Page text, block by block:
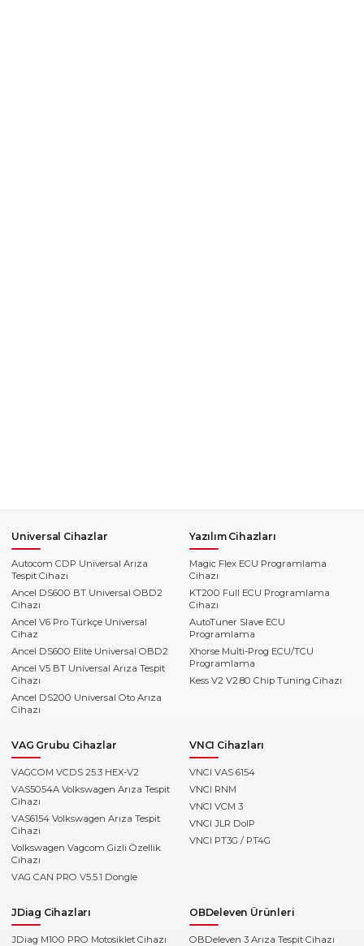
Universal Cihazlar
Autocom CDP Universal Arıza
Tespit Cihazı
Ancel DS600 BT Universal OBD2
Cihazı
Ancel V6 Pro Türkçe Universal
Cihaz
Ancel DS600 Elite Universal OBD2
Ancel V5 BT Universal Arıza Tespit
Cihazı
Ancel DS200 Universal Oto Arıza
Cihazı
Yazılım Cihazları
Magic Flex ECU Programlama
Cihazı
KT200 Full ECU Programlama
Cihazı
AutoTuner Slave ECU
Programlama
Xhorse Multi-Prog ECU/TCU
Programlama
Kess V2 V2.80 Chip Tuning Cihazı
VAG Grubu Cihazlar
VAGCOM VCDS 25.3 HEX-V2
VAS5054A Volkswagen Arıza Tespit
Cihazı
VAS6154 Volkswagen Arıza Tespit
Cihazı
Volkswagen Vagcom Gizli Özellik
Cihazı
VAG CAN PRO V5.5.1 Dongle
VNCI Cihazları
VNCI VAS 6154
VNCI RNM
VNCI VCM 3
VNCI JLR DoIP
VNCI PT3G / PT4G
JDiag Cihazları
JDiag M100 PRO Motosiklet Cihazı
OBDeleven Ürünleri
OBDeleven 3 Arıza Tespit Cihazı